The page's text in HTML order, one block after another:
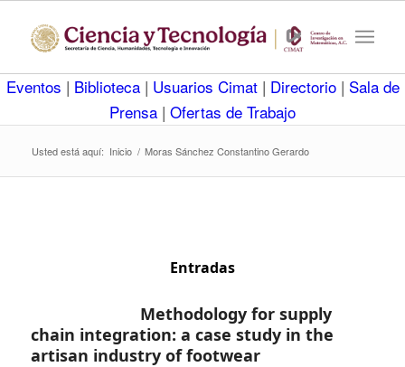
Eventos | Biblioteca | Usuarios Cimat | Directorio | Sala de
Prensa | Ofertas de Trabajo
Usted está aquí: Inicio / Moras Sánchez Constantino Gerardo
Entradas
Methodology for supply
chain integration: a case study in the
artisan industry of footwear